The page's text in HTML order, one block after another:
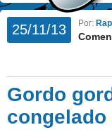
25/11/13 Por:
Gordo
congelado